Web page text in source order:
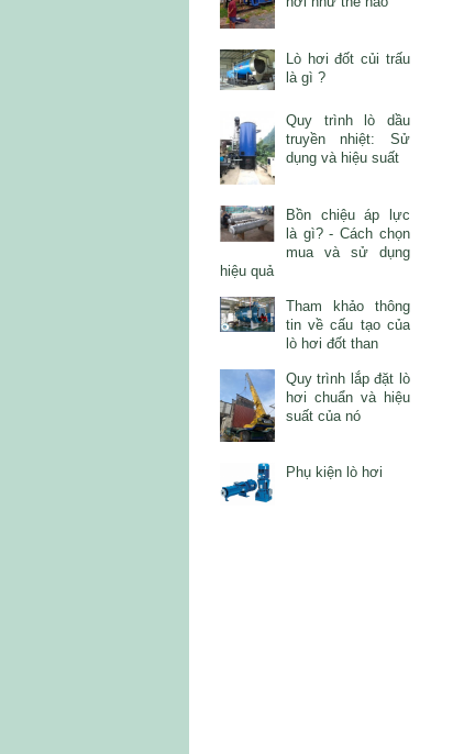
Lò hơi đốt củi trấu
là gì ?
Quy trình lò dầu
truyền nhiệt: Sử
dụng và hiệu suất
Bồn chiệu áp lực
là gì? - Cách chọn
mua và sử dụng
hiệu quả
Tham khảo thông
tin về cấu tạo của
lò hơi đốt than
Quy trình lắp đặt lò
hơi chuẩn và hiệu
suất của nó
Phụ kiện lò hơi